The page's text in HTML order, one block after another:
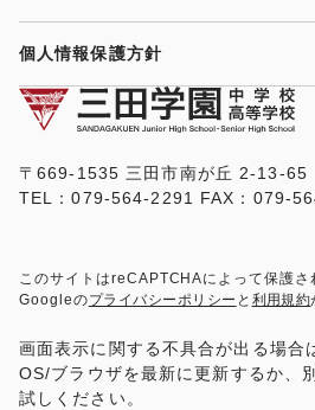
〒669-1535 三田市南が丘 2-13-65
TEL：079-564-2291 FAX：079-
このサイトはreCAPTCHAによって保護さ
Googleのプライバシーポリシー と 利用規約
画面表示に関する不具合が出る場合
OS/ブラウザを最新に更新するか、
試しください。
個人情報保護方針